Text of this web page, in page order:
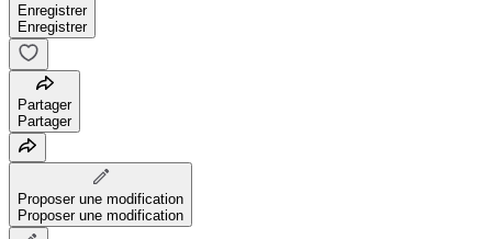
Enregistrer
Enregistrer
Partager
Partager
Proposer une modification
Proposer une modification